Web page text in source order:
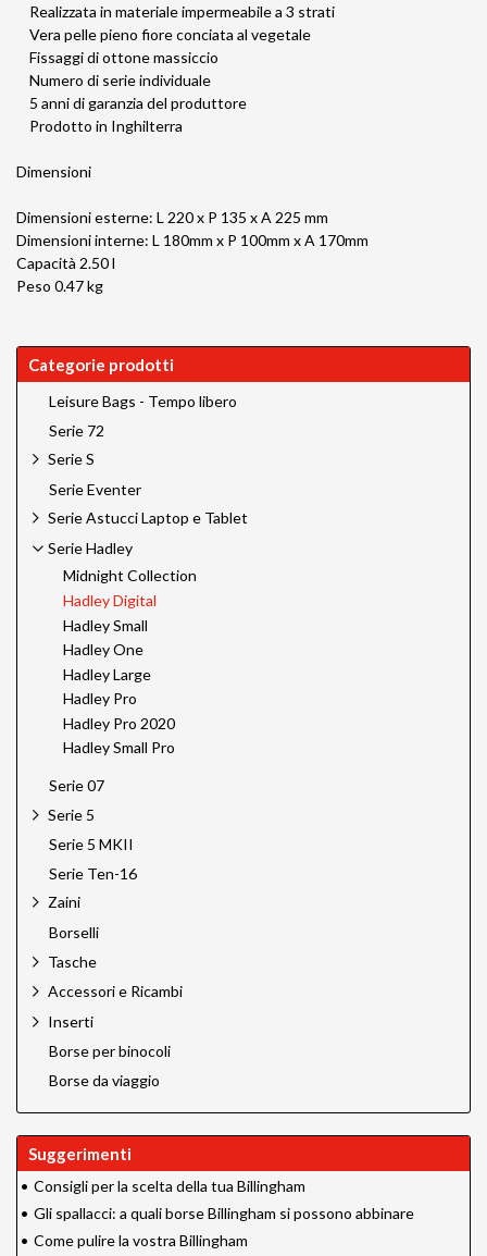
Realizzata in materiale impermeabile a 3 strati
Vera pelle pieno fiore conciata al vegetale
Fissaggi di ottone massiccio
Numero di serie individuale
5 anni di garanzia del produttore
Prodotto in Inghilterra
Dimensioni
Dimensioni esterne: L 220 x P 135 x A 225 mm
Dimensioni interne: L 180mm x P 100mm x A 170mm
Capacità 2.50 l
Peso 0.47 kg
Categorie prodotti
Leisure Bags - Tempo libero
Serie 72
Serie S
Serie Eventer
Serie Astucci Laptop e Tablet
Serie Hadley
Midnight Collection
Hadley Digital
Hadley Small
Hadley One
Hadley Large
Hadley Pro
Hadley Pro 2020
Hadley Small Pro
Serie 07
Serie 5
Serie 5 MKII
Serie Ten-16
Zaini
Borselli
Tasche
Accessori e Ricambi
Inserti
Borse per binocoli
Borse da viaggio
Suggerimenti
• Consigli per la scelta della tua Billingham
• Gli spallacci: a quali borse Billingham si possono abbinare
• Come pulire la vostra Billingham